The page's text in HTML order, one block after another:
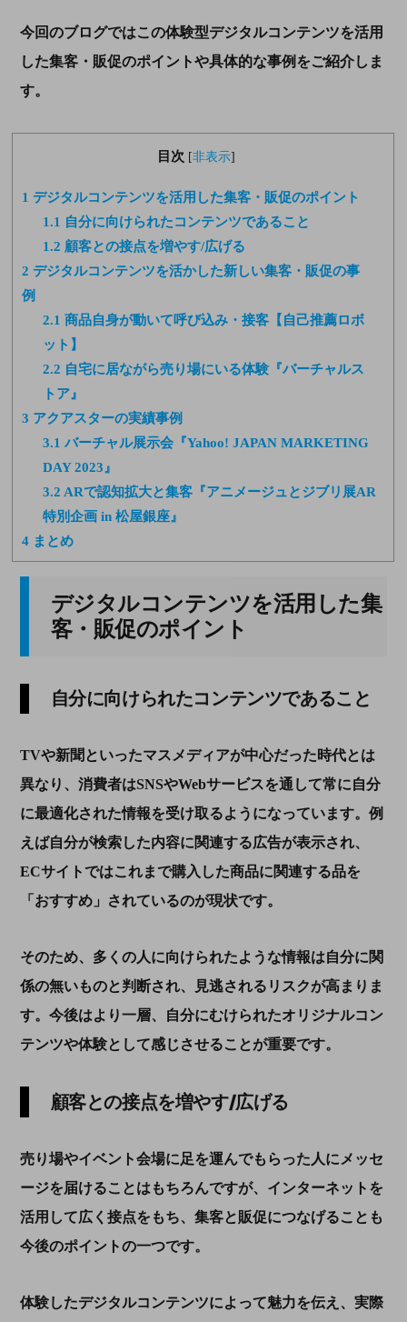
今回のブログではこの体験型デジタルコンテンツを活用
した集客・販促のポイントや具体的な事例をご紹介しま
す。
目次 [非表示]
1 デジタルコンテンツを活用した集客・販促のポイント
1.1 自分に向けられたコンテンツであること
1.2 顧客との接点を増やす/広げる
2 デジタルコンテンツを活かした新しい集客・販促の事
例
2.1 商品自身が動いて呼び込み・接客【自己推薦ロボ
ット】
2.2 自宅に居ながら売り場にいる体験『バーチャルス
トア』
3 アクアスターの実績事例
3.1 バーチャル展示会『Yahoo! JAPAN MARKETING
DAY 2023』
3.2 ARで認知拡大と集客『アニメージュとジブリ展AR
特別企画 in 松屋銀座』
4 まとめ
デジタルコンテンツを活用した集
客・販促のポイント
自分に向けられたコンテンツであること
TVや新聞といったマスメディアが中心だった時代とは
異なり、消費者はSNSやWebサービスを通して常に自分
に最適化された情報を受け取るようになっています。例
えば自分が検索した内容に関連する広告が表示され、
ECサイトではこれまで購入した商品に関連する品を
「おすすめ」されているのが現状です。
そのため、多くの人に向けられたような情報は自分に関
係の無いものと判断され、見逃されるリスクが高まりま
す。今後はより一層、自分にむけられたオリジナルコン
テンツや体験として感じさせることが重要です。
顧客との接点を増やす/広げる
売り場やイベント会場に足を運んでもらった人にメッセ
ージを届けることはもちろんですが、インターネットを
活用して広く接点をもち、集客と販促につなげることも
今後のポイントの一つです。
体験したデジタルコンテンツによって魅力を伝え、実際